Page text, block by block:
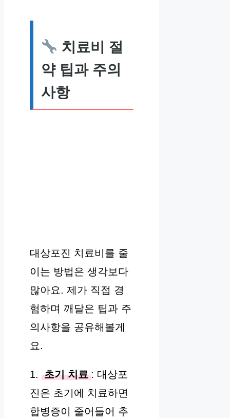
치료비 절
약 팁과 주의
사항
대상포진 치료비를 줄
이는 방법은 생각보다
많아요. 제가 직접 경
험하며 깨달은 팁과 주
의사항을 공유해볼게
요.
1. 초기 치료 : 대상포
진은 초기에 치료하면
합병증이 줄어들어 추